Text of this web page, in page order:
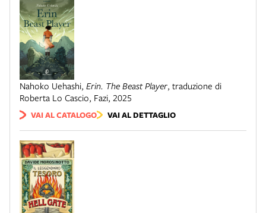
Nahoko Uehashi, Erin. The Beast Player, traduzione di
Roberta Lo Cascio, Fazi, 2025
VAI AL CATALOGO VAI AL DETTAGLIO